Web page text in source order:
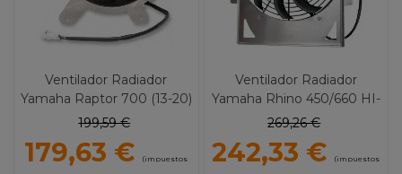
Ventilador Radiador
Yamaha Raptor 700 (13-20)
HI-Performance MOOSE
199,59 €
179,63 € (impuestos
Ventilador Radiador
Yamaha Rhino 450/660 HI-
Performance MOOSE
269,26 €
242,33 € (impuestos